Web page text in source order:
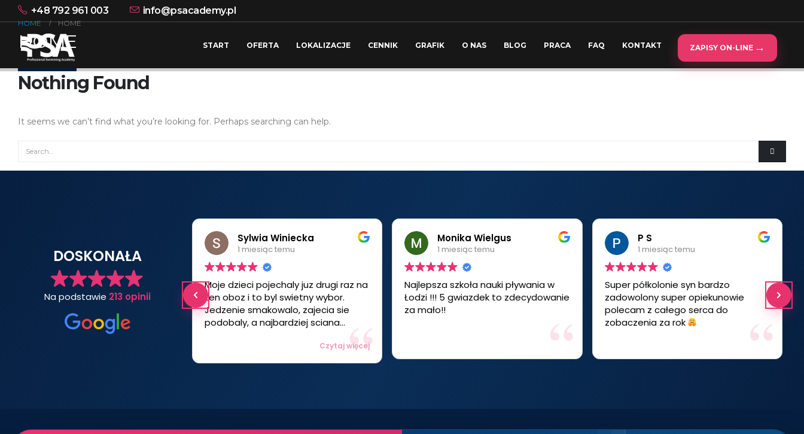
+48 792 961 003 info@psacademy.pl
START OFERTA LOKALIZACJE CENNIK GRAFIK O NAS BLOG PRACA FAQ KONTAKT ZAPISY ON-LINE
HOME HOME
HOME
Nothing Found
It seems we can’t find what you’re looking for. Perhaps searching can help.
DOSKONAŁA
Na podstawie 213 opinii
Sylwia Winiecka
1 miesiąc temu
Moje dzieci pojechaly juz drugi raz na
ten oboz i to byl swietny wybor.
Jedzenie smakowalo, zajecia sie
podobaly, a najbardziej sciana
wspinaczkowa. Dobre godziny bo
8-.00 i 16.00 utrzymuja nam dzienny
grafik. Plus opiekunowie - pomocni i
Czytaj więcej
Monika Wielgus
1 miesiąc temu
Najlepsza szkoła nauki pływania w
Łodzi !!! 5 gwiazdek to zdecydowanie
za mało!!
P S
1 miesiąc temu
Super półkolonie syn bardzo
zadowolony super opiekunowie
polecam z całego serca do
zobaczenia za rok